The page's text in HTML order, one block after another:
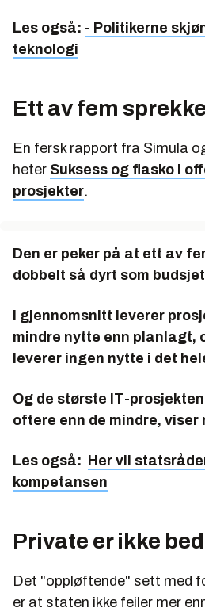
Les også: - Politikerne
teknologi
Ett av fem
En fersk rapport fra Simula
heter Suksess og fiasko i
prosjekter.
Den er peker på at ett av
dobbelt så dyrt som
I gjennomsnitt leverer
mindre nytte enn planlagt,
leverer ingen nytte i det
Og de største IT-
oftere enn de mindre, viser
Les også: Her vil
kompetansen
Private er ikke
Det "oppløftende" sett med
er at staten ikke feiler mer